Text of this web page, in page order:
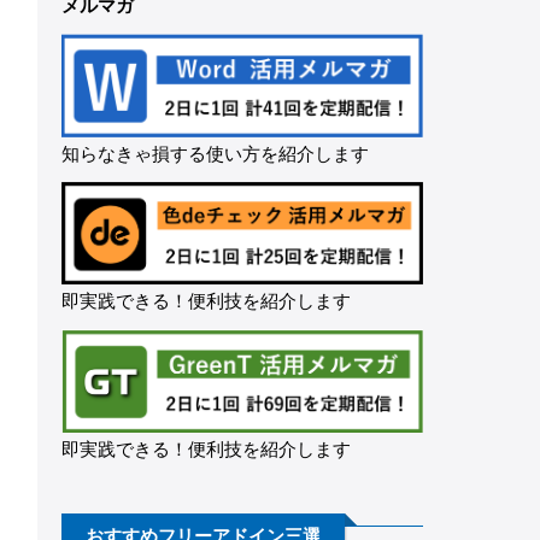
メルマガ
知らなきゃ損する使い方を紹介します
即実践できる！便利技を紹介します
即実践できる！便利技を紹介します
おすすめフリーアドイン三選